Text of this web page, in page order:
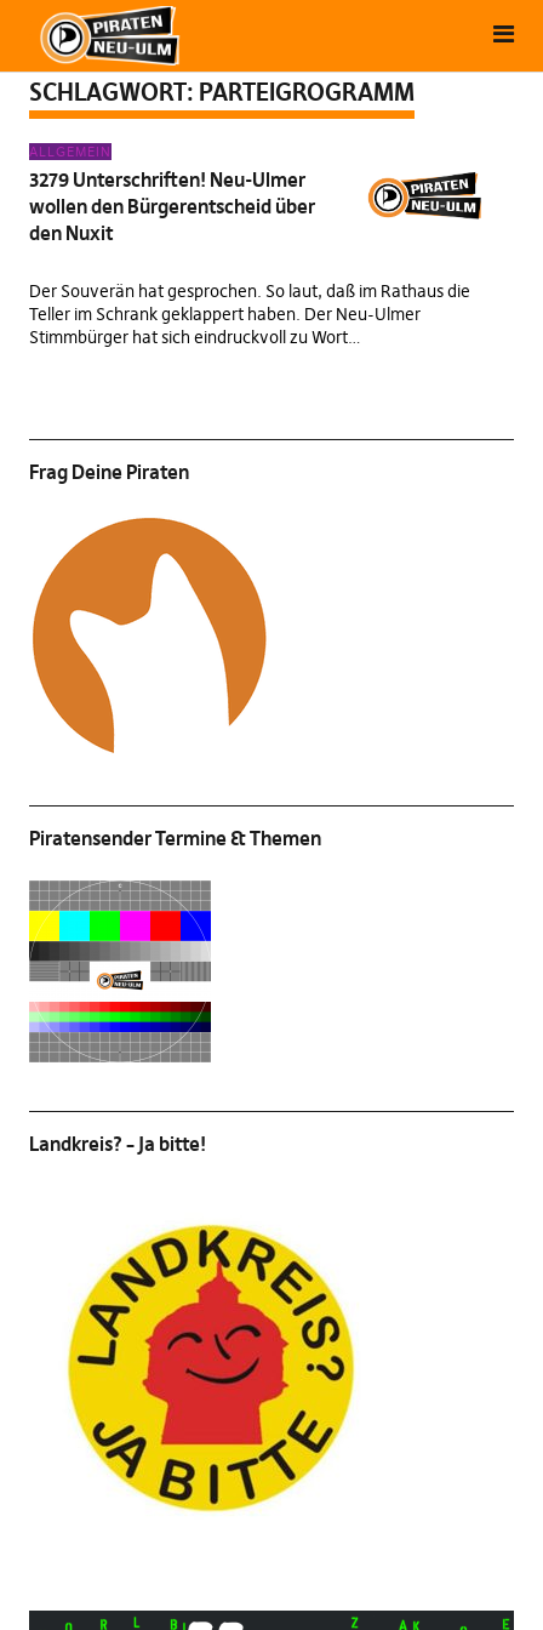
SCHLAGWORT: PARTEIGROGRAMM
ALLGEMEIN
3279 Unterschriften! Neu-Ulmer
wollen den Bürgerentscheid über
den Nuxit
Der Souverän hat gesprochen. So laut, daß im Rathaus die
Teller im Schrank geklappert haben. Der Neu-Ulmer
Stimmbürger hat sich eindruckvoll zu Wort…
Frag Deine Piraten
Piratensender Termine & Themen
Landkreis? – Ja bitte!